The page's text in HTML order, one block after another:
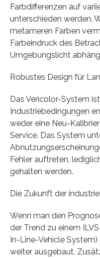
Farbdifferenzen auf
unterschieden werden.
metameren Farben
Farbeindruck des
Umgebungslicht
Robustes Design für
Das Vericolor-System
Industriebedingungen
weder eine Neu-
Service. Das System
Fehler auftreten,
gehalten werden.
Die Zukunft der
Wenn man den
der Trend zu einem
In-Line-Vehicle
weiter ausgebaut.